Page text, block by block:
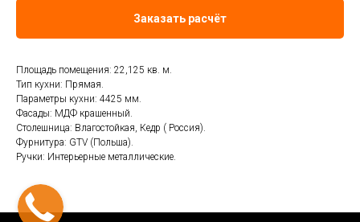
Заказать расчёт
Площадь помещения: 22,125 кв. м.
Тип кухни: Прямая.
Параметры кухни: 4425 мм.
Фасады: МДФ крашенный.
Столешница: Влагостойкая, Кедр ( Россия).
Фурнитура: GTV (Польша).
Ручки: Интерьерные металлические.